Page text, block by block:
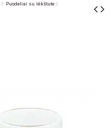
Puodeliai su lėkštute